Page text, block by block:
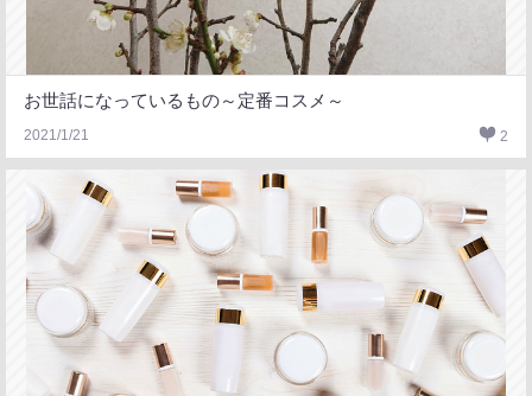
お世話になっているもの～定番コスメ～
2021/1/21 2